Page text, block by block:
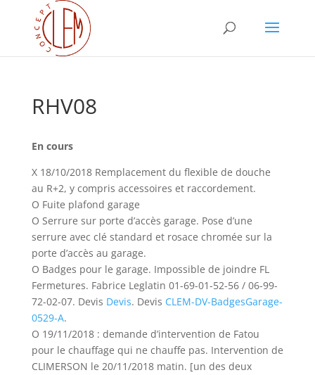
RHV08
En cours
X 18/10/2018 Remplacement du flexible de douche
au R+2, y compris accessoires et raccordement.
O Fuite plafond garage
O Serrure sur porte d’accès garage. Pose d’une
serrure avec clé standard et rosace chromée sur la
porte d’accès au garage.
O Badges pour le garage. Impossible de joindre FL
Fermetures. Fabrice Leglatin 01-69-01-52-56 / 06-99-
72-02-07. Devis Devis. Devis CLEM-DV-BadgesGarage-
0529-A.
O 19/11/2018 : demande d’intervention de Fatou
pour le chauffage qui ne chauffe pas. Intervention de
CLIMERSON le 20/11/2018 matin. [un des deux